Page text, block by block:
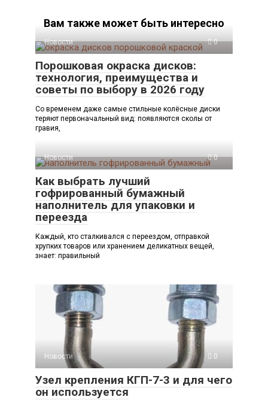
Вам также может быть интересно
Новости 0
Порошковая окраска дисков:
технология, преимущества и
советы по выбору в 2026 году
Со временем даже самые стильные колёсные диски
теряют первоначальный вид: появляются сколы от
гравия,
Новости 0
Как выбрать лучший
гофрированный бумажный
наполнитель для упаковки и
переезда
Каждый, кто сталкивался с переездом, отправкой
хрупких товаров или хранением деликатных вещей,
знает: правильный
Новости 0
Узел крепления КГП-7-3 и для чего
он используется